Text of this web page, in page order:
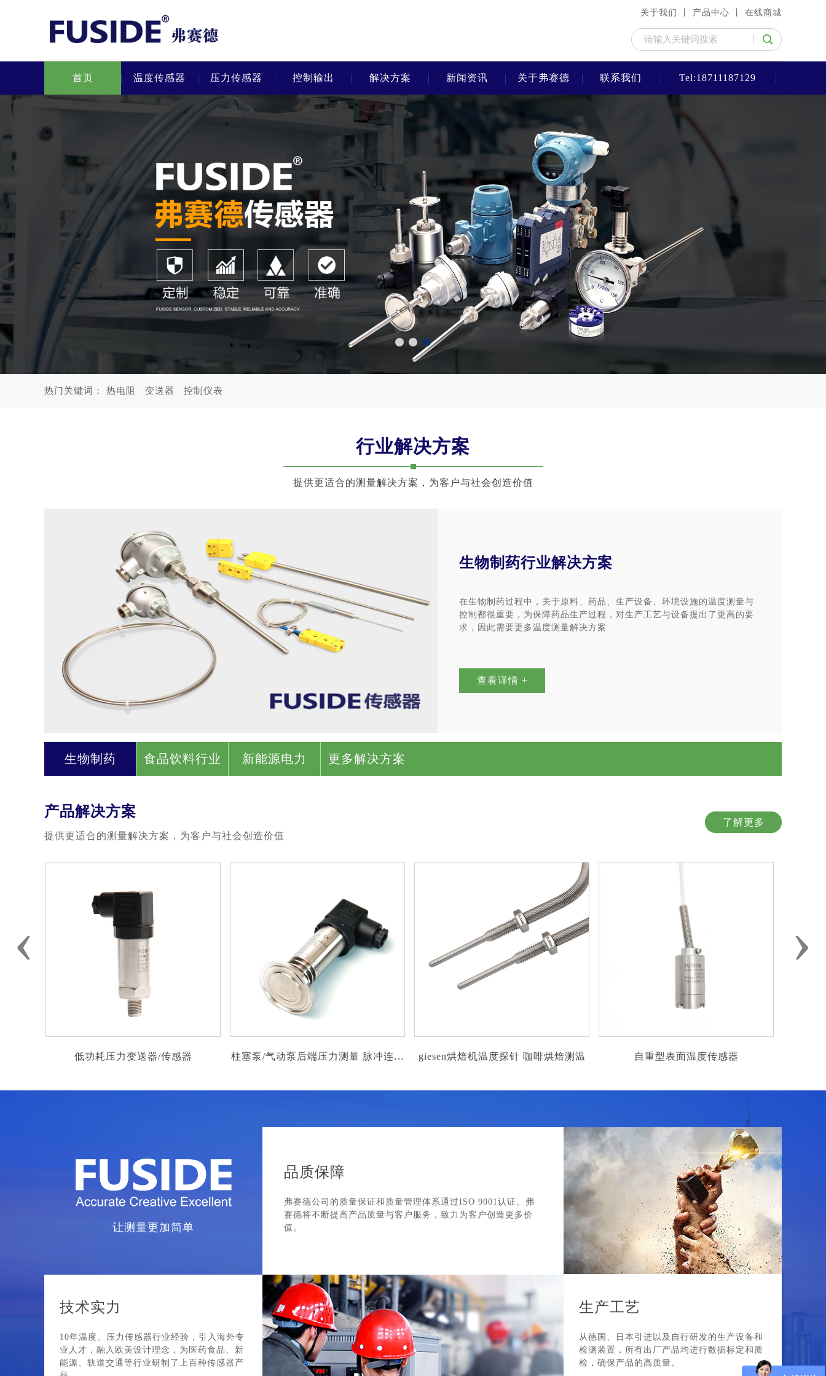
关于我们 丨 产品中心 丨 在线商城
首页 温度传感器 压力传感器 控制输出 解决方案 新闻资讯 关于弗赛德 联系我们 Tel:18711187129
1 2 3
热门关键词： 热电阻 变送器 控制仪表
行业解决方案
提供更适合的测量解决方案，为客户与社会创造价值
生物制药行业解决方案
在生物制药过程中，关于原料、药品、生产设备、环境设施的温度测量与
控制都很重要，为保障药品生产过程，对生产工艺与设备提出了更高的要
求，因此需要更多温度测量解决方案
查看详情 +
生物制药 食品饮料行业 新能源电力 更多解决方案
产品解决方案
提供更适合的测量解决方案，为客户与社会创造价值
了解更多
›
‹
柱塞泵/气动泵后端压力测量 脉冲连续
giesen烘焙机温度探针 咖啡烘焙测温 自重型表面温度传感器 PTFE绝缘防震铠装热电偶
让测量更加简单
品质保障
弗赛德公司的质量保证和质量管理体系通过ISO 9001认证。弗
赛德将不断提高产品质量与客户服务，致力为客户创造更多价
值。
技术实力
10年温度、压力传感器行业经验，引入海外专
业人才，融入欧美设计理念，为医药食品、新
能源、轨道交通等行业研制了上百种传感器产
生产工艺
从德国、日本引进以及自行研发的生产设备和
检测装置，所有出厂产品均进行数据标定和质
检，确保产品的高质量。